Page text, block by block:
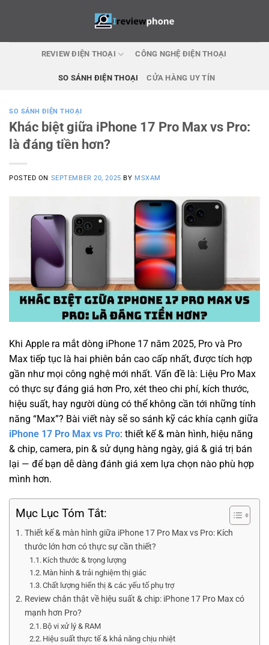
REVIEW ĐIỆN THOẠI CÔNG NGHỆ ĐIỆN THOẠI
SO SÁNH ĐIỆN THOẠI CỬA HÀNG UY TÍN
SO SÁNH ĐIỆN THOẠI
Khác biệt giữa iPhone 17 Pro Max vs Pro:
là đáng tiền hơn?
POSTED ON SEPTEMBER 20, 2025 BY MSXAM
Khi Apple ra mắt dòng iPhone 17 năm 2025, Pro và Pro
Max tiếp tục là hai phiên bản cao cấp nhất, được tích hợp
gần như mọi công nghệ mới nhất. Vấn đề là: Liệu Pro Max
có thực sự đáng giá hơn Pro, xét theo chi phí, kích thước,
hiệu suất, hay người dùng có thể không cần tới những tính
năng “Max”? Bài viết này sẽ so sánh kỹ các khía cạnh giữa
iPhone 17 Pro Max vs Pro: thiết kế & màn hình, hiệu năng
& chip, camera, pin & sử dụng hàng ngày, giá & giá trị bán
lại — để bạn dễ dàng đánh giá xem lựa chọn nào phù hợp
mình hơn.
Mục Lục Tóm Tắt:
Thiết kế & màn hình giữa iPhone 17 Pro Max vs Pro: Kích
thước lớn hơn có thực sự cần thiết?
Kích thước & trọng lượng
Màn hình & trải nghiệm thị giác
Chất lượng hiển thị & các yếu tố phụ trợ
Review chân thật về hiệu suất & chip: iPhone 17 Pro Max có
mạnh hơn Pro?
Bộ vi xử lý & RAM
Hiệu suất thực tế & khả năng chịu nhiệt